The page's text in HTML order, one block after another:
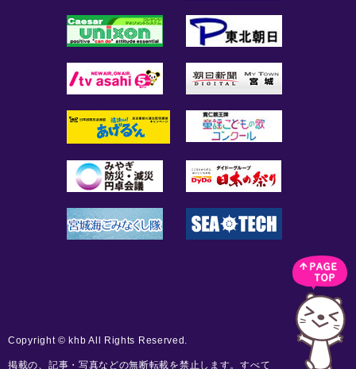
Copyright © khb All Rights Reserved.
掲載の、記事・写真などの無断転載を禁止します。すべて